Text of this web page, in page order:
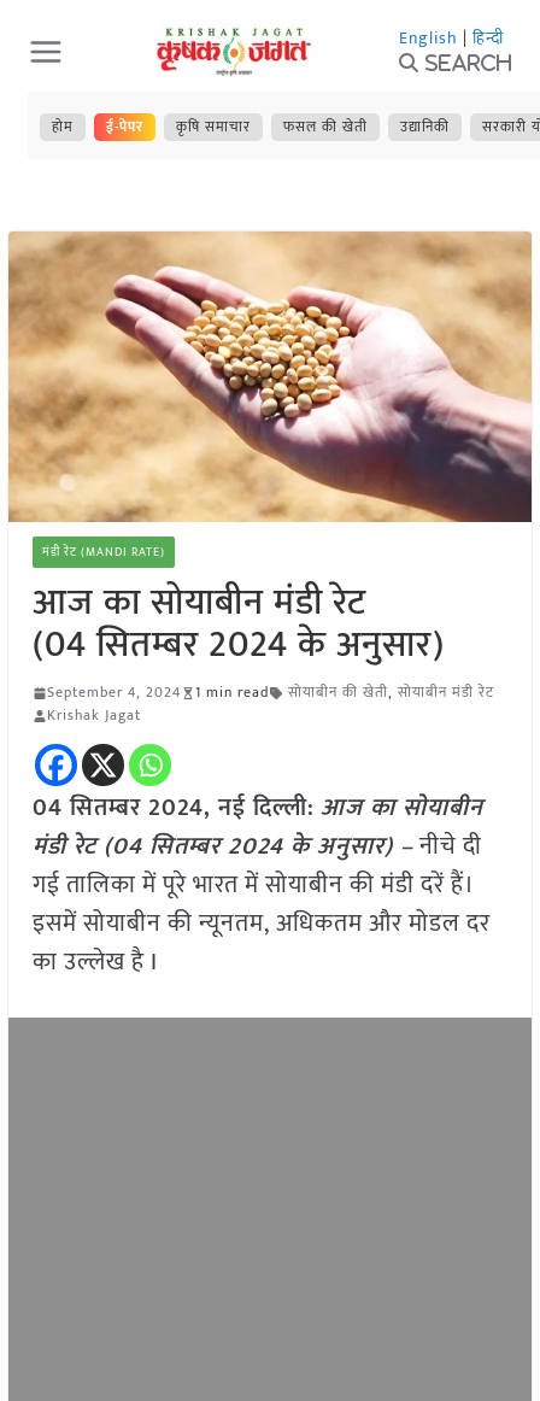
Skip
to
content
English | हिन्दी
Search
होम ई-पेपर कृषि समाचार फसल की खेती उद्यानिकी सरकारी
मंडी रेट (MANDI RATE)
आज का सोयाबीन मंडी रेट
(04 सितम्बर 2024 के अनुसार)
September 4, 2024 1 min read सोयाबीन की खेती, सोयाबीन मंडी रेट
Krishak Jagat
04 सितम्बर 2024, नई दिल्ली: आज का सोयाबीन
मंडी रेट (04 सितम्बर 2024 के अनुसार) –नीचे दी
गई तालिका में पूरे भारत में सोयाबीन की मंडी दरें हैं।
इसमें सोयाबीन की न्यूनतम, अधिकतम और मोडल दर
का उल्लेख है I